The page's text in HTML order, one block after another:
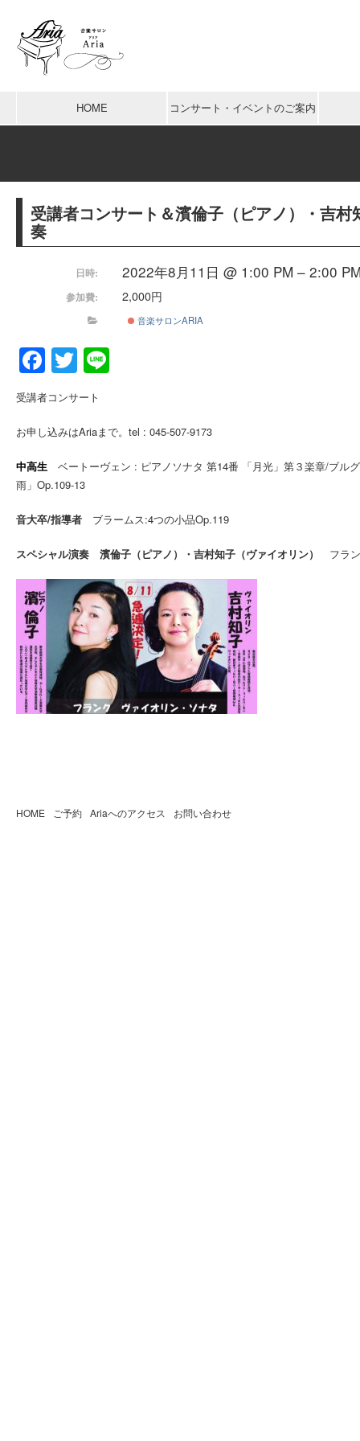
HOME コンサート・イベントのご案内
受講者コンサート＆濱倫子（ピアノ）・吉
奏
日時: 2022年8月11日 @ 1:00 PM – 2:00
参加費: 2,000円
音楽サロンARIA
Facebook
Twitter
受講者コンサート
お申し込みはAriaまで。tel : 045-507-9173
中高生 ベートーヴェン : ピアノソナタ 第14番 「月光」第３楽章/ブル
雨」Op.109-13
音大卒/指導者 ブラームス:4つの小品Op.119
スペシャル演奏 濱倫子（ピアノ）・吉村知子（ヴァイオリン） フラ
HOME ご予約 Ariaへのアクセス お問い合わせ